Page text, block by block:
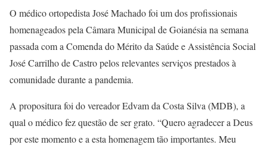
O médico ortopedista José Machado foi um dos profissionais
homenageados pela Câmara Municipal de Goianésia na semana
passada com a Comenda do Mérito da Saúde e Assistência Social
José Carrilho de Castro pelos relevantes serviços prestados à
comunidade durante a pandemia.
A propositura foi do vereador Edvam da Costa Silva (MDB), a
qual o médico fez questão de ser grato. “Quero agradecer a Deus
por este momento e a esta homenagem tão importantes. Meu